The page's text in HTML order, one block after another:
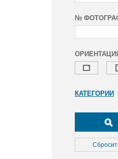
№
КАТЕГОРИИ
Досуг,
Культура
Медицина